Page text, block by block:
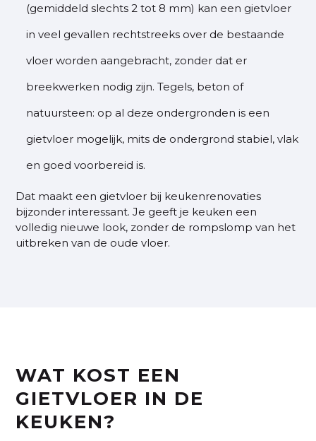
(gemiddeld slechts 2 tot 8 mm) kan een gietvloer
in veel gevallen rechtstreeks over de bestaande
vloer worden aangebracht, zonder dat er
breekwerken nodig zijn. Tegels, beton of
natuursteen: op al deze ondergronden is een
gietvloer mogelijk, mits de ondergrond stabiel, vlak
en goed voorbereid is.
Dat maakt een gietvloer bij keukenrenovaties
bijzonder interessant. Je geeft je keuken een
volledig nieuwe look, zonder de rompslomp van het
uitbreken van de oude vloer.
WAT KOST EEN
GIETVLOER IN DE
KEUKEN?